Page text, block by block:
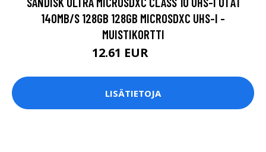
140MB/S 128GB 128GB MICROSDXC UHS-I -
MUISTIKORTTI
12.61 EUR
LISÄTIETOJA